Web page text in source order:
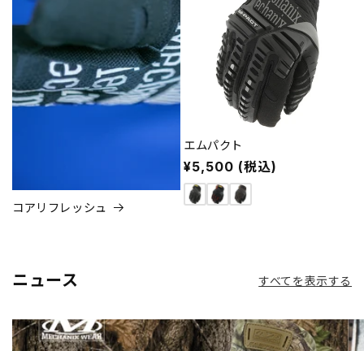
コアリフレッシュ
エムパクト
通
常
価
¥5,500 (税込)
ニュース すべてを表示する